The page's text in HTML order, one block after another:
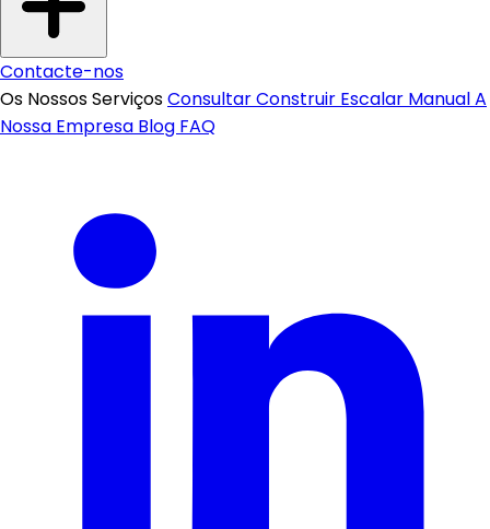
Contacte-nos
Os Nossos ServiçosConsultarConstruir Escalar ManualA
Nossa Empresa Blog FAQ